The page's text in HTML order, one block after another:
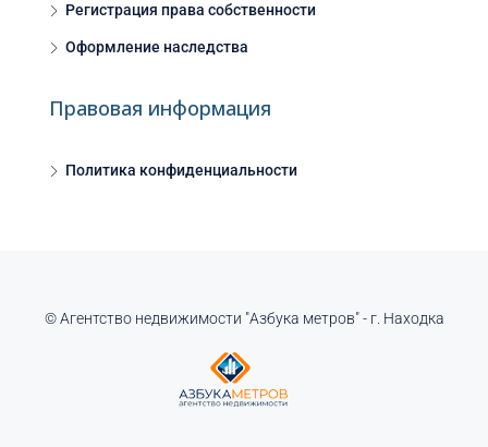
Регистрация права собственности
Оформление наследства
Правовая информация
Политика конфиденциальности
© Агентство недвижимости "Азбука метров" - г. Находка